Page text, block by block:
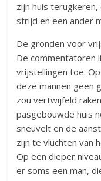
zijn huis
strijd en een ander
De gronden voor
De commentatoren
vrijstellingen toe.
deze mannen geen
zou vertwijfeld
pasgebouwde huis
sneuvelt en de
zijn te vluchten van
Op een dieper
er soms een man,